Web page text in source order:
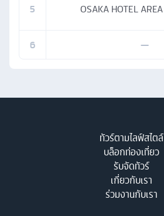
5 OSAKA HOTEL AREA
6 —
ทัวร์ตามไลฟ์สไตล์
บล็อกท่องเที่ยว
รับจัดทัวร์
เกี่ยวกับเรา
ร่วมงานกับเรา